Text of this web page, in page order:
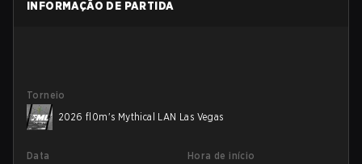
INFORMAÇÃO DE PARTIDA
Torneio
2026 fl0m's Mythical LAN Las Vegas
Data
Hora de início